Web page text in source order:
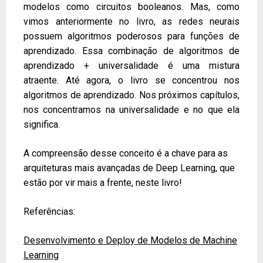
modelos como circuitos booleanos. Mas, como
vimos anteriormente no livro, as redes neurais
possuem algoritmos poderosos para funções de
aprendizado. Essa combinação de algoritmos de
aprendizado + universalidade é uma mistura
atraente. Até agora, o livro se concentrou nos
algoritmos de aprendizado. Nos próximos capítulos,
nos concentramos na universalidade e no que ela
significa.
A compreensão desse conceito é a chave para as
arquiteturas mais avançadas de Deep Learning, que
estão por vir mais a frente, neste livro!
Referências:
Desenvolvimento e Deploy de Modelos de Machine
Learning